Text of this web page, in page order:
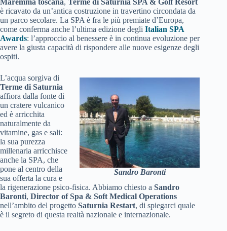
Maremma toscana, Terme di Saturnia SPA & Golf Resort
è ricavato da un’antica costruzione in travertino circondata da
un parco secolare. La SPA è fra le più premiate d’Europa,
come conferma anche l’ultima edizione degli Italian SPA
Awards: l’approccio al benessere è in continua evoluzione per
avere la giusta capacità di rispondere alle nuove esigenze degli
ospiti.
Sandro Baronti
L’acqua sorgiva di
Terme di Saturnia
affiora dalla fonte di
un cratere vulcanico
ed è arricchita
naturalmente da
vitamine, gas e sali:
la sua purezza
millenaria arricchisce
anche la SPA, che
pone al centro della
sua offerta la cura e
la rigenerazione psico-fisica. Abbiamo chiesto a Sandro
Baronti, Director of Spa & Soft Medical Operations
nell’ambito del progetto Saturnia Restart, di spiegarci quale
è il segreto di questa realtà nazionale e internazionale.